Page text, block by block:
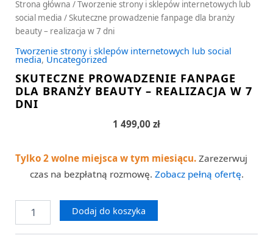
Strona główna /Tworzenie strony i sklepów internetowych lub
social media / Skuteczne prowadzenie fanpage dla branży
beauty – realizacja w 7 dni
Tworzenie strony i sklepów internetowych lub social
media, Uncategorized
SKUTECZNE PROWADZENIE FANPAGE
DLA BRANŻY BEAUTY – REALIZACJA W 7
DNI
1 499,00 zł
Tylko 2 wolne miejsca w tym miesiącu. Zarezerwuj
czas na bezpłatną rozmowę. Zobacz pełną ofertę.
Dodaj do koszyka